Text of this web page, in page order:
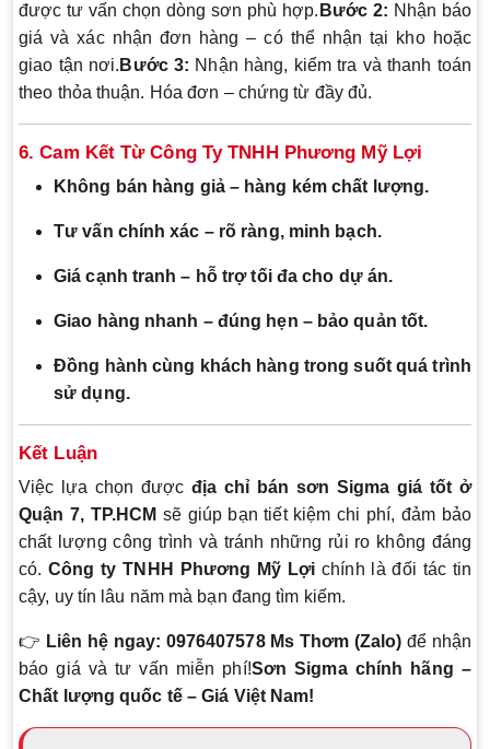
được tư vấn chọn dòng sơn phù hợp. Bước 2: Nhận báo
giá và xác nhận đơn hàng – có thể nhận tại kho hoặc
giao tận nơi. Bước 3: Nhận hàng, kiểm tra và thanh toán
theo thỏa thuận. Hóa đơn – chứng từ đầy đủ.
6. Cam Kết Từ Công Ty TNHH Phương Mỹ Lợi
Không bán hàng giả – hàng kém chất lượng.
Tư vấn chính xác – rõ ràng, minh bạch.
Giá cạnh tranh – hỗ trợ tối đa cho dự án.
Giao hàng nhanh – đúng hẹn – bảo quản tốt.
Đồng hành cùng khách hàng trong suốt quá trình
sử dụng.
Kết Luận
Việc lựa chọn đượcđịa chỉ bán sơn Sigma giá tốt ở
Quận 7, TP.HCM sẽ giúp bạn tiết kiệm chi phí, đảm bảo
chất lượng công trình và tránh những rủi ro không đáng
có.Công ty TNHH Phương Mỹ Lợi chính là đối tác tin
cậy, uy tín lâu năm mà bạn đang tìm kiếm.
👉 Liên hệ ngay: 0976407578 Ms Thơm (Zalo) để nhận
báo giá và tư vấn miễn phí!Sơn Sigma chính hãng –
Chất lượng quốc tế – Giá Việt Nam!